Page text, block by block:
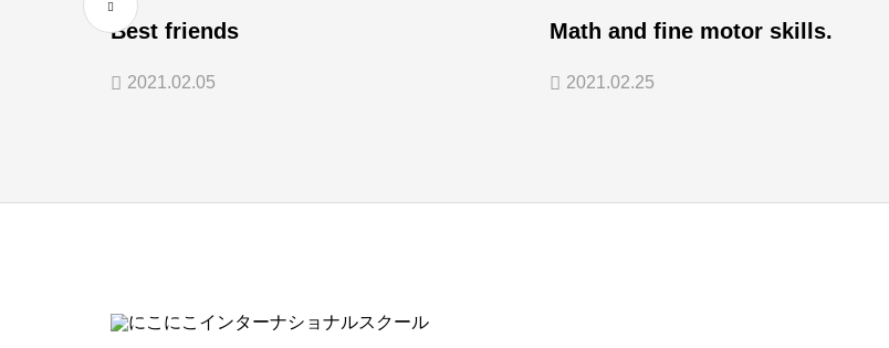
Best friends
2021.02.05
Math and fine motor skills.
2021.02.25